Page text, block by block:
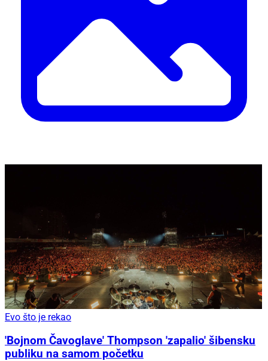
Evo što je rekao
'Bojnom Čavoglave' Thompson 'zapalio' šibensku
publiku na samom početku